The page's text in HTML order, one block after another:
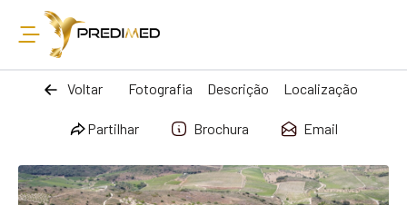
Voltar Fotografia Descrição Localização
Partilhar Brochura Email